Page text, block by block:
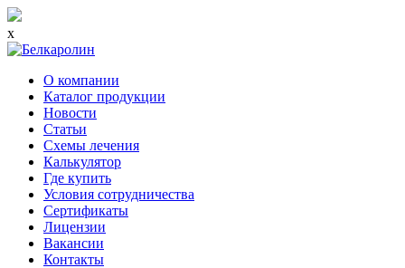
x
О компании
Каталог продукции
Новости
Статьи
Схемы лечения
Калькулятор
Где купить
Условия сотрудничества
Сертификаты
Лицензии
Вакансии
Контакты